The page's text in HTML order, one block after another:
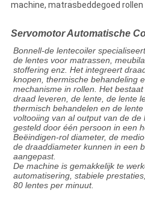
machine, matrasbeddegoed
Servomotor Automatische
Bonnell-de lentecoiler
de lentes voor matrassen,
stoffering enz. Het integreert
knopen, thermische behandeling
mechanisme in rollen. Het
draad leveren, de lente, de lente
thermisch behandelen en de
voltooiing van al output van de
gesteld door één persoon in een
Beëindigen-rol diameter, de
de draaddiameter kunnen in een
aangepast.
De machine is gemakkelijk te
automatisering, stabiele
80 lentes per minuut.